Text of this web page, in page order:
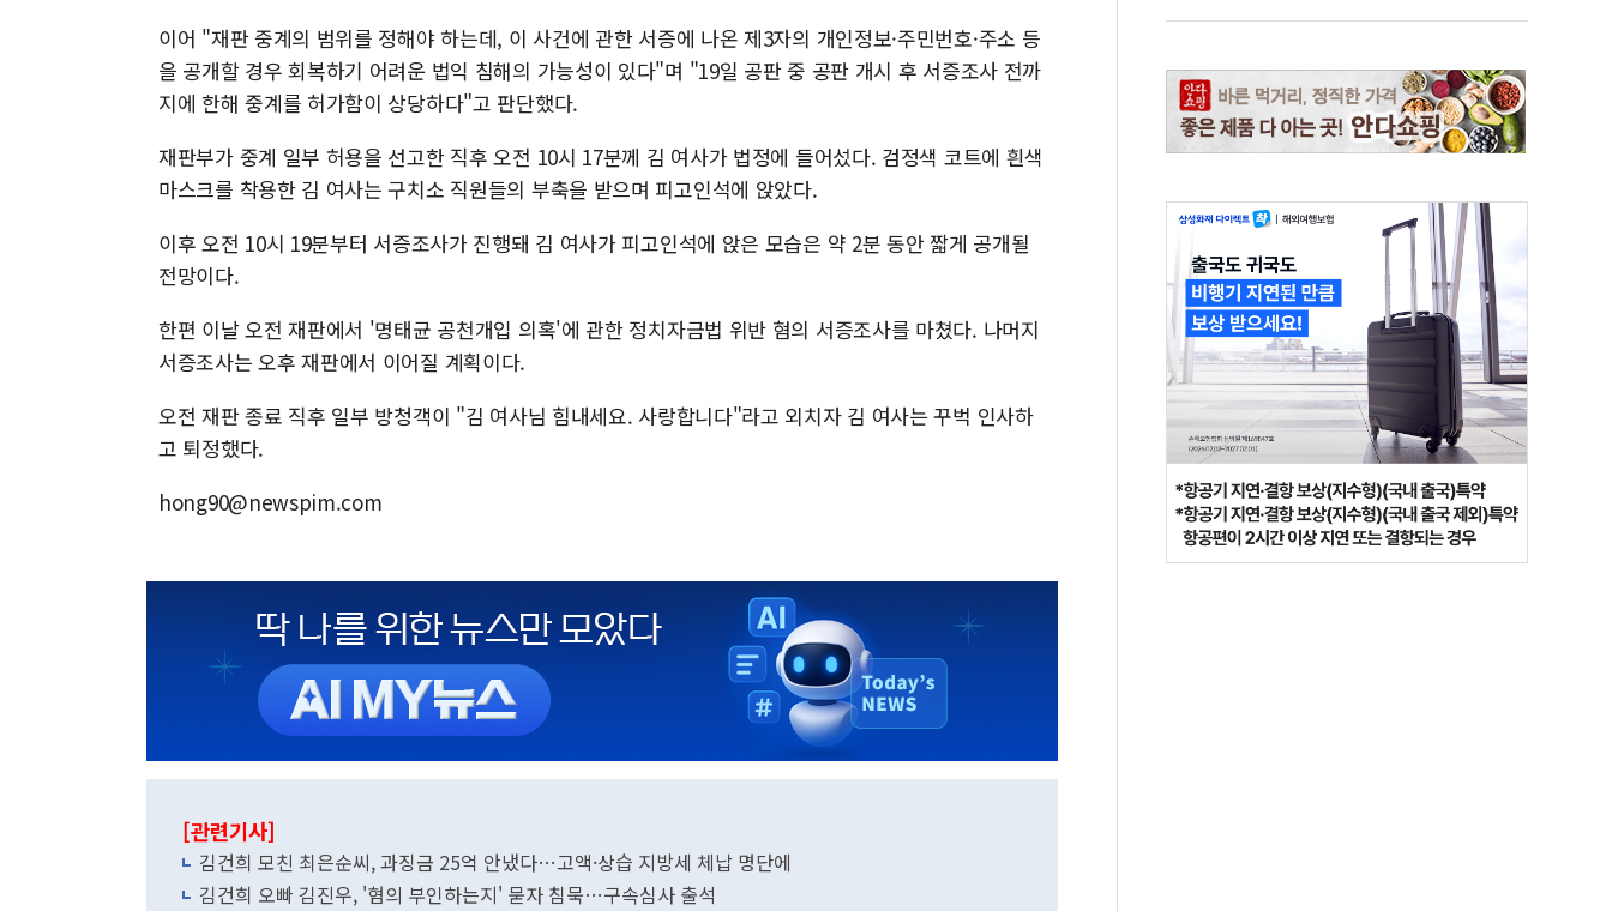
이어 "재판 중계의 범위를 정해야 하는데, 이 사건에 관한 서증에 나온 제3자의 개인정보·주민번호·주소 등
을 공개할 경우 회복하기 어려운 법익 침해의 가능성이 있다"며 "19일 공판 중 공판 개시 후 서증조사 전까
지에 한해 중계를 허가함이 상당하다"고 판단했다.
재판부가 중계 일부 허용을 선고한 직후 오전 10시 17분께 김 여사가 법정에 들어섰다. 검정색 코트에 흰색
마스크를 착용한 김 여사는 구치소 직원들의 부축을 받으며 피고인석에 앉았다.
이후 오전 10시 19분부터 서증조사가 진행돼 김 여사가 피고인석에 앉은 모습은 약 2분 동안 짧게 공개될
전망이다.
한편 이날 오전 재판에서 '명태균 공천개입 의혹'에 관한 정치자금법 위반 혐의 서증조사를 마쳤다. 나머지
서증조사는 오후 재판에서 이어질 계획이다.
오전 재판 종료 직후 일부 방청객이 "김 여사님 힘내세요. 사랑합니다"라고 외치자 김 여사는 꾸벅 인사하
고 퇴정했다.
hong90@newspim.com
[관련기사]
김건희 모친 최은순씨, 과징금 25억 안냈다…고액·상습 지방세 체납 명단에
김건희 오빠 김진우, '혐의 부인하는지' 묻자 침묵…구속심사 출석